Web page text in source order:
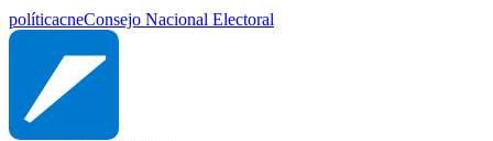
políticacneConsejo Nacional Electoral